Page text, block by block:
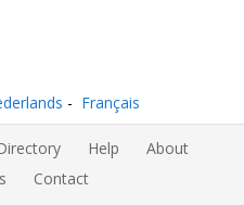
Français
Help
About
Contact